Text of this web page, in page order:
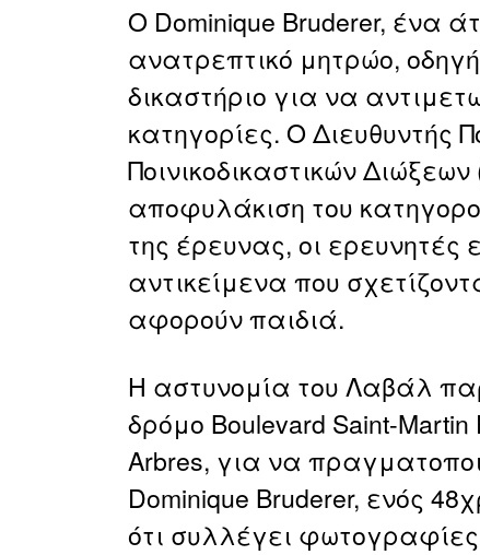
Ο Dominique Bruderer, ένα
ανατρεπτικό μητρώο,
δικαστήριο για να
κατηγορίες. Ο Διευθυντής
Ποινικοδικαστικών
αποφυλάκιση του
της έρευνας, οι ερευνητές
αντικείμενα που
αφορούν παιδιά.
Η αστυνομία του Λαβάλ
δρόμο Boulevard Saint-Martin
Arbres, για να
Dominique Bruderer, ενός
ότι συλλέγει